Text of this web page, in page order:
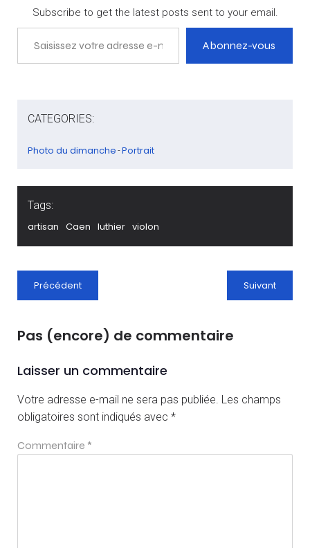
Subscribe to get the latest posts sent to your email.
Saisissez votre adresse e-mail…
Abonnez-vous
CATEGORIES:
Photo du dimanche -Portrait
Tags:
artisan Caen luthier violon
Précédent Suivant
Pas (encore) de commentaire
Laisser un commentaire
Votre adresse e-mail ne sera pas publiée. Les champs
obligatoires sont indiqués avec *
Commentaire *